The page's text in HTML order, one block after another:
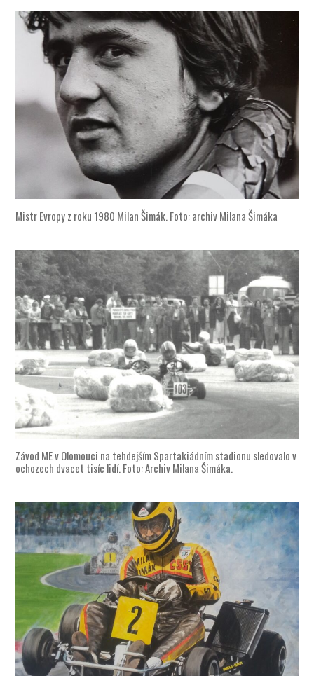
Mistr Evropy z roku 1980 Milan Šimák. Foto: archiv Milana Šimáka
Závod ME v Olomouci na tehdejším Spartakiádním stadionu sledovalo v
ochozech dvacet tisíc lidí. Foto: Archiv Milana Šimáka.